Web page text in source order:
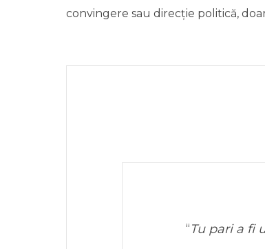
convingere sau direcție politică,
“Tu pari a fi